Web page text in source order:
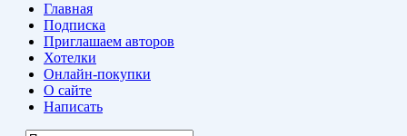
Главная
Подписка
Приглашаем авторов
Хотелки
Онлайн-покупки
О сайте
Написать